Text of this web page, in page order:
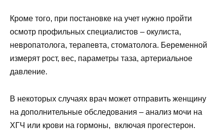
Кроме того, при постановке на учет нужно пройти
осмотр профильных специалистов – окулиста,
невропатолога, терапевта, стоматолога. Беременной
измерят рост, вес, параметры таза, артериальное
давление.
В некоторых случаях врач может отправить женщину
на дополнительные обследования – анализ мочи на
ХГЧ или крови на гормоны, включая прогестерон.